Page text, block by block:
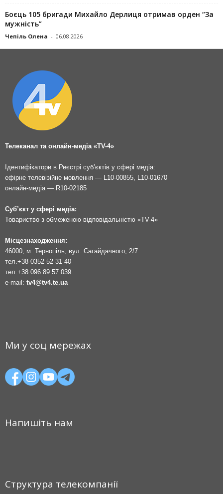
Боєць 105 бригади Михайло Дерлиця отримав орден “За
мужність”
Чепіль Олена - 06.08.2026
Телеканал та онлайн-медіа «TV-4»
Ідентифікатори в Реєстрі суб’єктів у сфері медіа:
ефірне телевізійне мовлення — L10-00855, L10-01670
онлайн-медіа — R10-02185
Суб’єкт у сфері медіа:
Товариство з обмеженою відповідальністю «TV-4»
Місцезнаходження:
46000, м. Тернопіль, вул. Сагайдачного, 2/7
тел. +38 0352 52 31 40
тел. +38 096 89 57 039
e-mail: tv4@tv4.te.ua
Ми у соц мережах
Напишіть нам
Структура телекомпанії